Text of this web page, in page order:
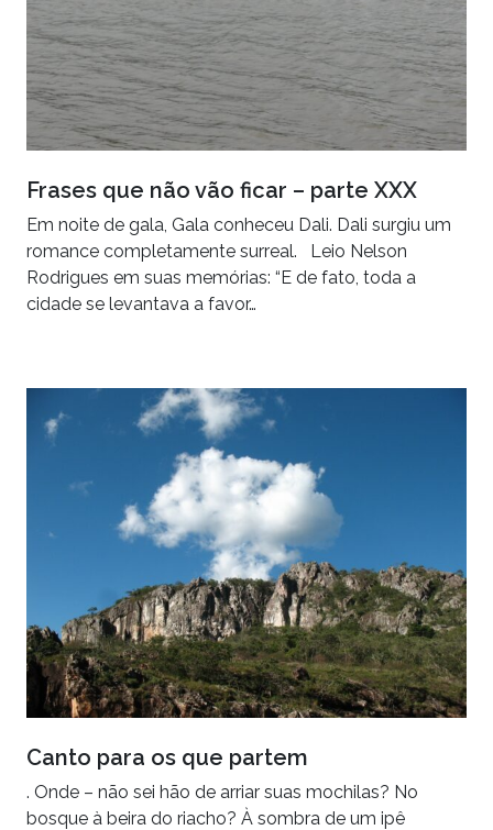
Frases que não vão ficar – parte XXX
Em noite de gala, Gala conheceu Dali. Dali surgiu um
romance completamente surreal. Leio Nelson
Rodrigues em suas memórias: “E de fato, toda a
cidade se levantava a favor…
Canto para os que partem
. Onde – não sei hão de arriar suas mochilas? No
bosque à beira do riacho? À sombra de um ipê